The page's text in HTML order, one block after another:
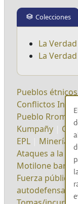
Colecciones
La
La
Pueblos étnicos
Conflictos
Pueblo Rrom
|
Kumpañy
EPL
Minería
Ataques a la
Motilone barí
|
Fuerza pública
autodefensa